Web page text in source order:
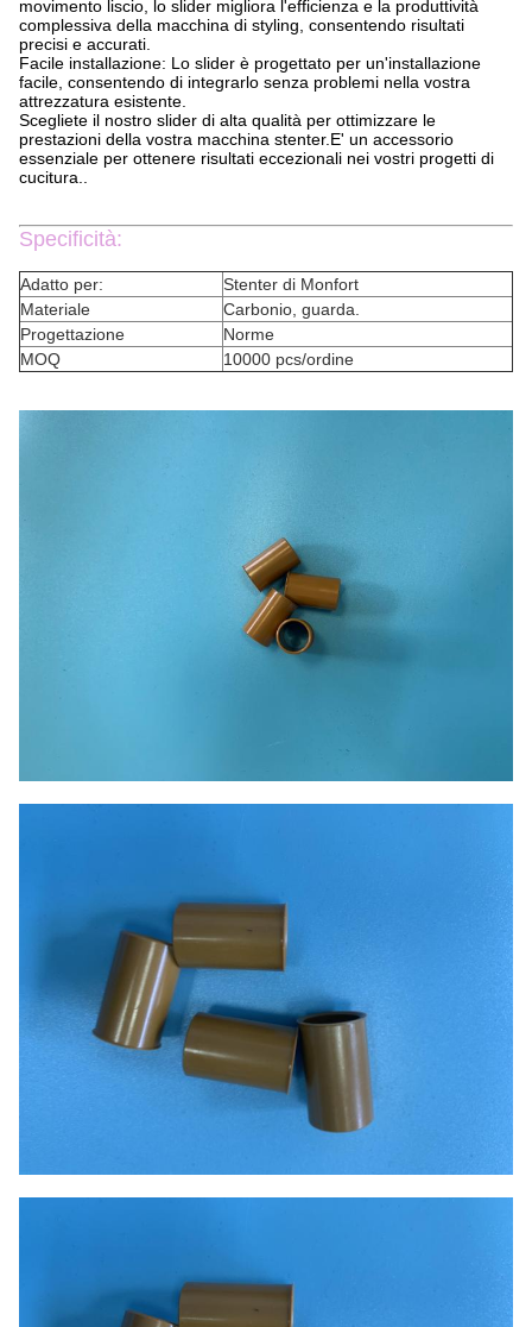
movimento liscio, lo slider migliora l'efficienza e la produttività
complessiva della macchina di styling, consentendo risultati
precisi e accurati.
Facile installazione: Lo slider è progettato per un'installazione
facile, consentendo di integrarlo senza problemi nella vostra
attrezzatura esistente.
Scegliete il nostro slider di alta qualità per ottimizzare le
prestazioni della vostra macchina stenter.E' un accessorio
essenziale per ottenere risultati eccezionali nei vostri progetti di
cucitura..
Specificità:
Adatto per:
Stenter di Monfort
Materiale
Carbonio, guarda.
Progettazione
Norme
MOQ
10000 pcs/ordine